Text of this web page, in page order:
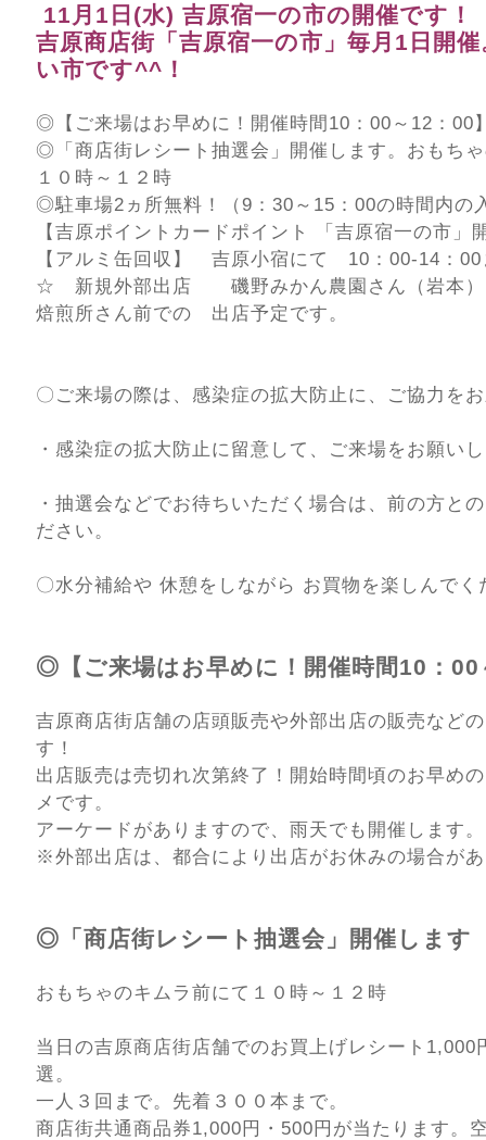
11月1日(水) 吉原宿一の市の開催です！
吉原商店街「吉原宿一の市」毎月1日開
い市です^^！
◎【ご来場はお早めに！開催時間10：00～12：00
◎「商店街レシート抽選会」開催します。おもち
１０時～１２時
◎駐車場2ヵ所無料！（9：30～15：00の時間内の
【吉原ポイントカードポイント 「吉原宿一の市」
【アルミ缶回収】 吉原小宿にて 10：00-14：00
☆ 新規外部出店 磯野みかん農園さん（岩本
焙煎所さん前での 出店予定です。
〇ご来場の際は、感染症の拡大防止に、ご協力を
・感染症の拡大防止に留意して、ご来場をお願い
・抽選会などでお待ちいただく場合は、前の方と
ださい。
〇水分補給や 休憩をしながら お買物を楽しんでく
◎【ご来場はお早めに！開催時間10：00
吉原商店街店舗の店頭販売や外部出店の販売など
す！
出店販売は売切れ次第終了！開始時間頃のお早め
メです。
アーケードがありますので、雨天でも開催します。
※外部出店は、都合により出店がお休みの場合が
◎「商店街レシート抽選会」開催します
おもちゃのキムラ前にて１０時～１２時
当日の吉原商店街店舗でのお買上げレシート1,000
選。
一人３回まで。先着３００本まで。
商店街共通商品券1,000円・500円が当たります。